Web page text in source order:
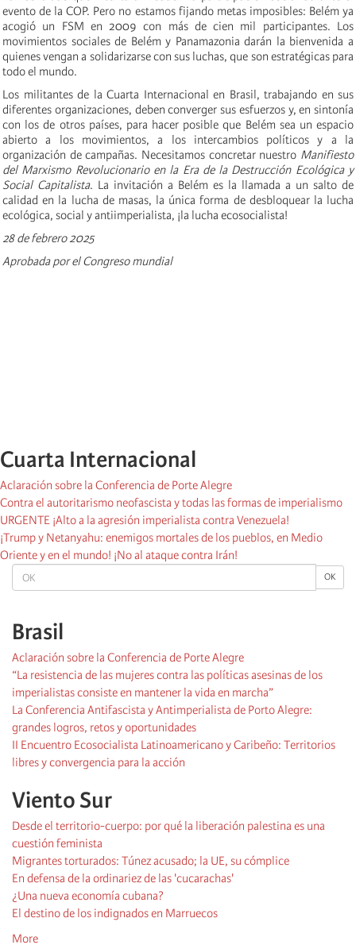
OK OK
Brasil
Aclaración sobre la Conferencia de Porte Alegre
“La resistencia de las mujeres contra las políticas asesinas de los
imperialistas consiste en mantener la vida en marcha”
La Conferencia Antifascista y Antimperialista de Porto Alegre:
grandes logros, retos y oportunidades
II Encuentro Ecosocialista Latinoamericano y Caribeño: Territorios
libres y convergencia para la acción
Viento Sur
Desde el territorio-cuerpo: por qué la liberación palestina es una
cuestión feminista
Migrantes torturados: Túnez acusado; la UE, su cómplice
En defensa de la ordinariez de las 'cucarachas'
¿Una nueva economía cubana?
El destino de los indignados en Marruecos
More
evento de la COP. Pero no estamos fijando metas imposibles: Belém ya
acogió un FSM en 2009 con más de cien mil participantes. Los
movimientos sociales de Belém y Panamazonia darán la bienvenida a
quienes vengan a solidarizarse con sus luchas, que son estratégicas para
todo el mundo.
Los militantes de la Cuarta Internacional en Brasil, trabajando en sus
diferentes organizaciones, deben converger sus esfuerzos y, en sintonía
con los de otros países, para hacer posible que Belém sea un espacio
abierto a los movimientos, a los intercambios políticos y a la
organización de campañas. Necesitamos concretar nuestro Manifiesto
del Marxismo Revolucionario en la Era de la Destrucción Ecológica y
Social Capitalista. La invitación a Belém es la llamada a un salto de
calidad en la lucha de masas, la única forma de desbloquear la lucha
ecológica, social y antiimperialista, ¡la lucha ecosocialista!
28 de febrero 2025
Aprobada por el Congreso mundial
Cuarta Internacional
Aclaración sobre la Conferencia de Porte Alegre
Contra el autoritarismo neofascista y todas las formas de imperialismo
URGENTE ¡Alto a la agresión imperialista contra Venezuela!
¡Trump y Netanyahu: enemigos mortales de los pueblos, en Medio
Oriente y en el mundo! ¡No al ataque contra Irán!